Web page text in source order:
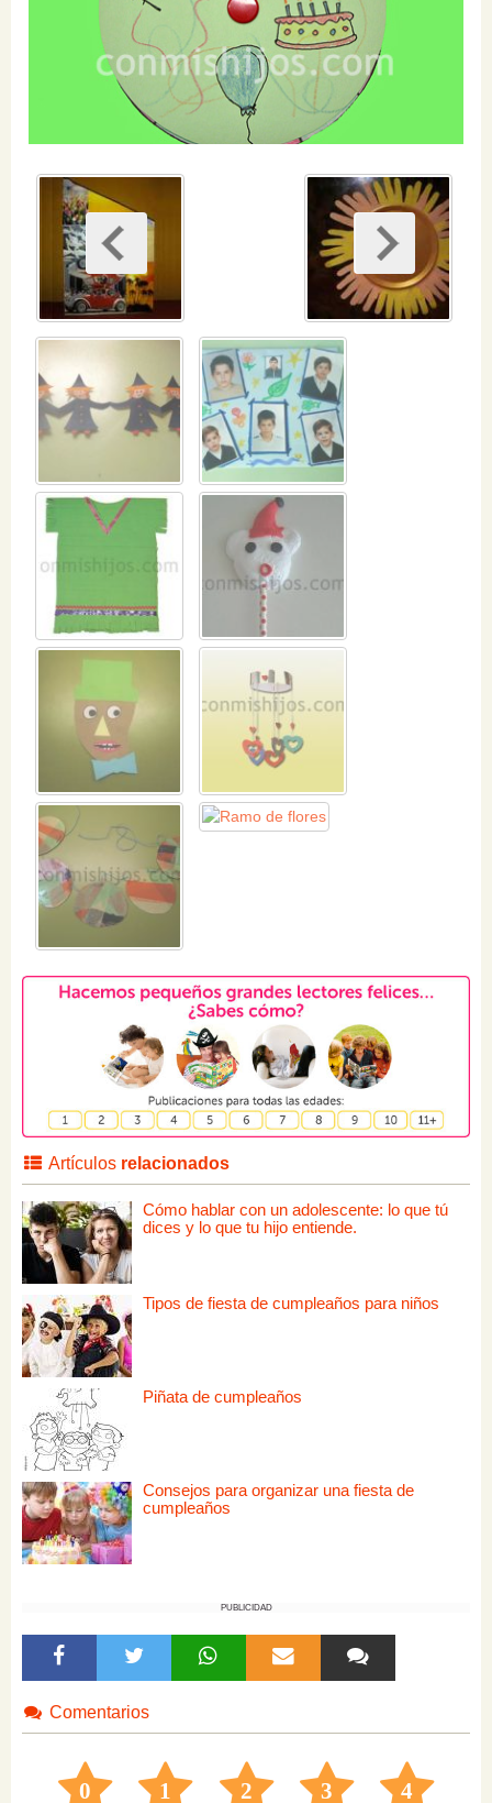
Artículos relacionados
Cómo hablar con un adolescente: lo que tú
dices y lo que tu hijo entiende.
Tipos de fiesta de cumpleaños para niños
Piñata de cumpleaños
Consejos para organizar una fiesta de
cumpleaños
PUBLICIDAD
Comentarios
0 1 2 3 4